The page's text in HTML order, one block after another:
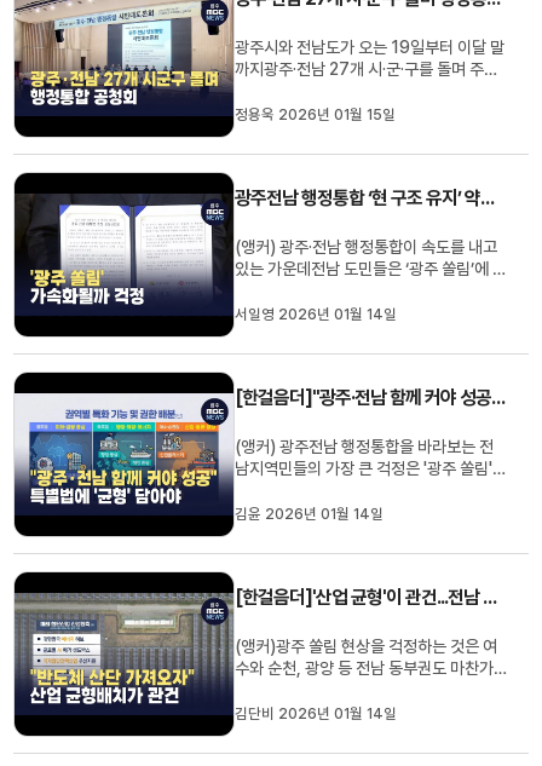
광주시와 전남도가 오는 19일부터 이달 말
까지광주·전남 27개 시·군·구를 돌며 주민
다.광주에서는 19일 동구를 시작으로 22
남구 순서로 열립니다.전남은 19일 영암군
군, 21일 목포, 신안, 무안 순으로...
정용욱 2026년 01월 15일
광주전남 행정통합 ‘현 구조 유지’ 약속…불신은 왜 커지나
(앵커) 광주·전남 행정통합이 속도를 내고
있는 가운데전남 도민들은 ‘광주 쏠림’에 대
돈이 광주로 몰리고 있는데통합을 하면 가
송 서일영 기자가 전남도민의 우려를 정리
하되면서가장 먼저 술렁이는...
서일영 2026년 01월 14일
[한걸음더]"광주·전남 함께 커야 성공"...특별법에 '균형' 담아야
(앵커) 광주전남 행정통합을 바라보는 전
남지역민들의 가장 큰 걱정은 '광주 쏠림'
람과 돈이 몰리고 있는데통합이 되면 더욱
권의 시각을목포문화방송 김 윤 기자가 보
가 두 번째로 연행정통합 관...
김윤 2026년 01월 14일
[한걸음더]'산업 균형'이 관건...전남 동부권 ‘미래 산단’초점
(앵커)광주 쏠림 현상을 걱정하는 것은 여
수와 순천, 광양 등 전남 동부권도 마찬가
지역은 행정통합에 발맞춰 반도체 국가산
심 동력으로 키우자는 목소리에 힘이 실리
김단비 2026년 01월 14일